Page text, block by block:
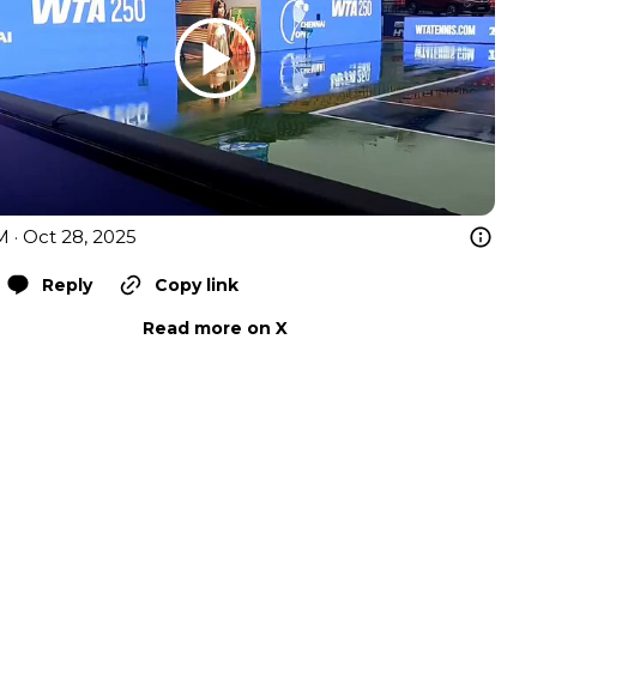
· Oct 28, 2025
Reply
Copy link
Read more on X